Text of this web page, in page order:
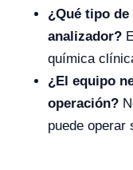
¿Qué tipo
analizador?
química
¿El equipo
operación?
puede operar